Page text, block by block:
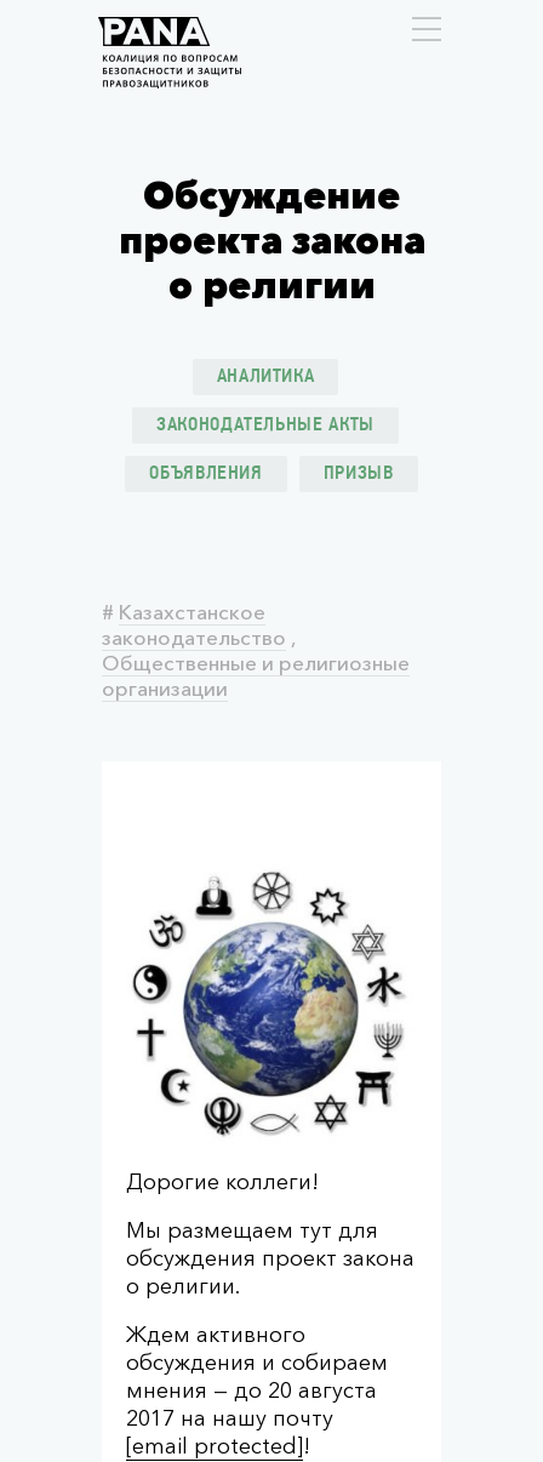
Обсуждение
проекта закона
о религии
АНАЛИТИКА
ЗАКОНОДАТЕЛЬНЫЕ АКТЫ
ОБЪЯВЛЕНИЯ ПРИЗЫВ
# Казахстанское
законодательство ,
Общественные и религиозные
организации
Дорогие коллеги!
Мы размещаем тут для
обсуждения проект закона
о религии.
Ждем активного
обсуждения и собираем
мнения — до 20 августа
2017 на нашу почту
[email protected]!